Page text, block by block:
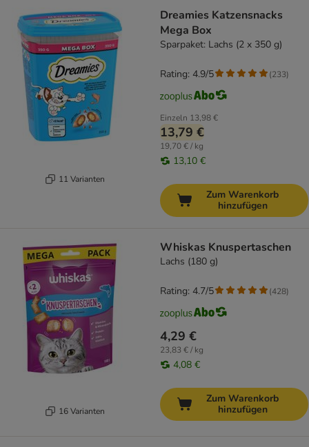
11 Varianten
Dreamies Katzensnacks
Mega Box
Sparpaket: Lachs (2 x 350 g)
Einzeln 13,98 €
13,79 €
19,70 € / kg
13,10 €
Rating: 4.9/5 (233)
Zum Warenkorb
hinzufügen
16 Varianten
Whiskas Knuspertaschen
Lachs (180 g)
4,29 €
23,83 € / kg
4,08 €
Rating: 4.7/5 (428)
Zum Warenkorb
hinzufügen